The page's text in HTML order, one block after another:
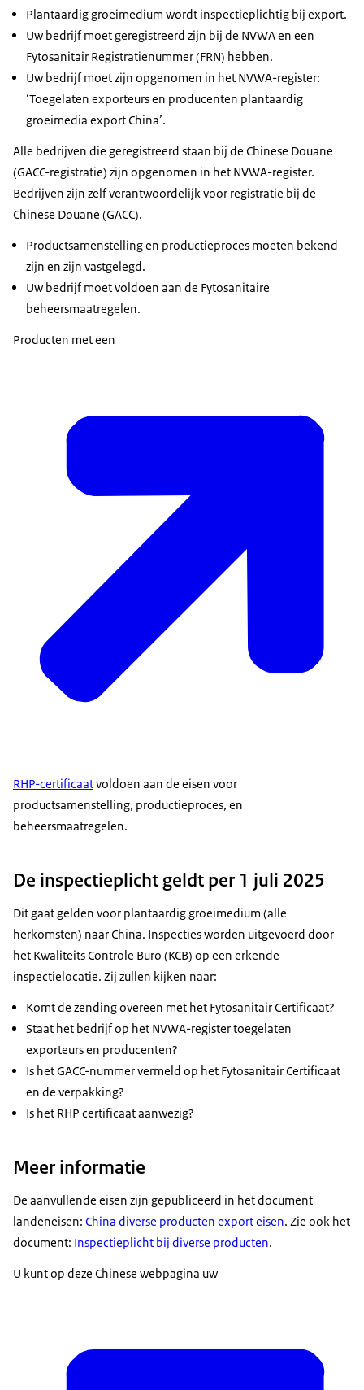
Plantaardig groeimedium wordt inspectieplichtig bij export.
Uw bedrijf moet geregistreerd zijn bij de NVWA en een
Fytosanitair Registratienummer (FRN) hebben.
Uw bedrijf moet zijn opgenomen in het NVWA-register:
‘Toegelaten exporteurs en producenten plantaardig
groeimedia export China’.
Alle bedrijven die geregistreerd staan bij de Chinese Douane
(GACC-registratie) zijn opgenomen in het NVWA-register.
Bedrijven zijn zelf verantwoordelijk voor registratie bij de
Chinese Douane (GACC).
Productsamenstelling en productieproces moeten bekend
zijn en zijn vastgelegd.
Uw bedrijf moet voldoen aan de Fytosanitaire
beheersmaatregelen.
Producten met een
RHP-certificaatvoldoen aan de eisen voor
productsamenstelling, productieproces, en
beheersmaatregelen.
De inspectieplicht geldt per 1 juli 2025
Dit gaat gelden voor plantaardig groeimedium (alle
herkomsten) naar China. Inspecties worden uitgevoerd door
het Kwaliteits Controle Buro (KCB) op een erkende
inspectielocatie. Zij zullen kijken naar:
Komt de zending overeen met het Fytosanitair Certificaat?
Staat het bedrijf op het NVWA-register toegelaten
exporteurs en producenten?
Is het GACC-nummer vermeld op het Fytosanitair Certificaat
en de verpakking?
Is het RHP certificaat aanwezig?
Meer informatie
De aanvullende eisen zijn gepubliceerd in het document
landeneisen: China diverse producten export eisen. Zie ook het
document: Inspectieplicht bij diverse producten.
U kunt op deze Chinese webpagina uw